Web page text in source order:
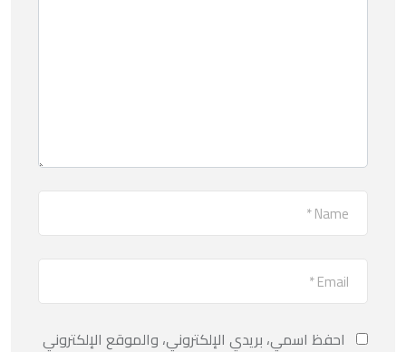
احفظ اسمي، بريدي الإلكتروني، والموقع الإلكتروني